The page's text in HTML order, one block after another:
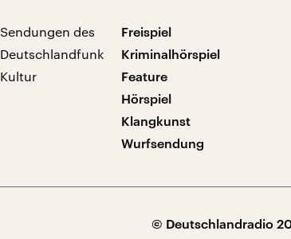
Sendungen des
Deutschlandfunk
Kultur
Freispiel
Kriminalhörspiel
Feature
Hörspiel
Klangkunst
Wurfsendung
© Deutschlandradio